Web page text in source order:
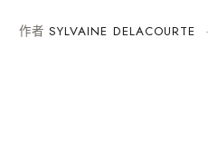
作者 SYLVAINE DELACOURTE ·